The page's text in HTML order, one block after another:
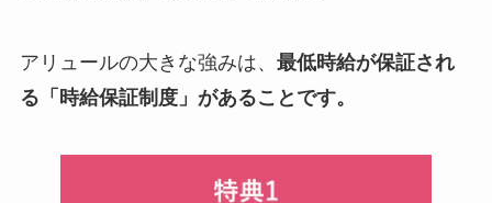
アリュールの大きな強みは、 最低時給が保証され
る「時給保証制度」があることです。